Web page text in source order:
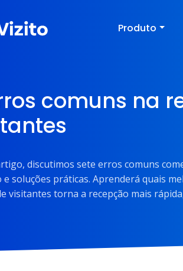
Produto
comuns na
discutimos sete erros comuns
e soluções práticas. Aprenderá quais
visitantes torna a recepção mais